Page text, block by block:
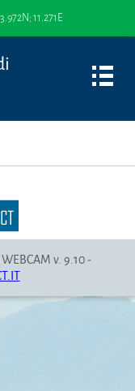
11.271E
v. 9.10 -